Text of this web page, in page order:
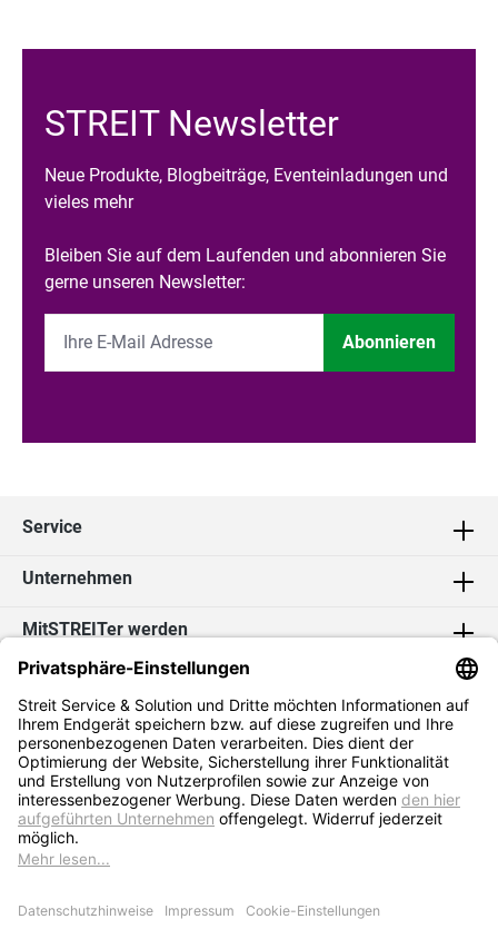
STREIT Newsletter
Neue Produkte, Blogbeiträge, Eventeinladungen und
vieles mehr
Bleiben Sie auf dem Laufenden und abonnieren Sie
gerne unseren Newsletter:
Abonnieren
Service
Unternehmen
MitSTREITer werden
Kontakt
Social Media
* Alle Preise exkl. MwSt. zzgl.Versandkosten